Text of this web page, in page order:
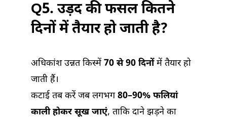
Q5. उड़द की फसल कितने
दिनों में तैयार हो जाती है?
अधिकांश उन्नत किस्में 70 से 90 दिनोंमें तैयार हो
जाती हैं।
कटाई तब करें जब लगभग80–90% फलियां
काली होकर सूख जाएं, ताकि दाने झड़ने का